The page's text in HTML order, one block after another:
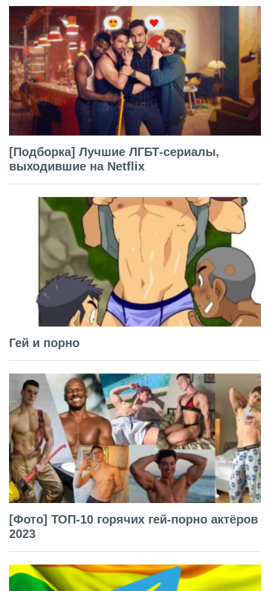
[Подборка] Лучшие ЛГБТ-сериалы,
выходившие на Netflix
Гей и порно
[Фото] ТОП-10 горячих гей-порно актёров
2023